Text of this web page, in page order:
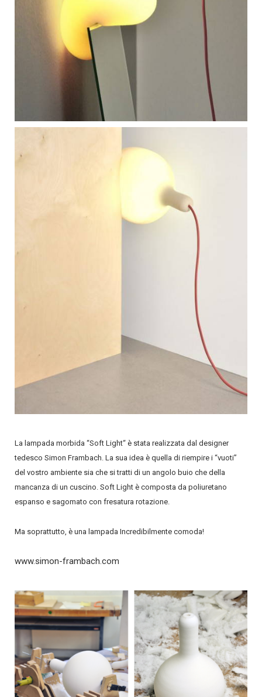
La lampada morbida “Soft Light“ è stata realizzata dal designer
tedesco Simon Frambach. La sua idea è quella di riempire i “vuoti”
del vostro ambiente sia che si tratti di un angolo buio che della
mancanza di un cuscino. Soft Light è composta da poliuretano
espanso e sagomato con fresatura rotazione.
Ma soprattutto, è una lampada Incredibilmente comoda!
www.simon-frambach.com